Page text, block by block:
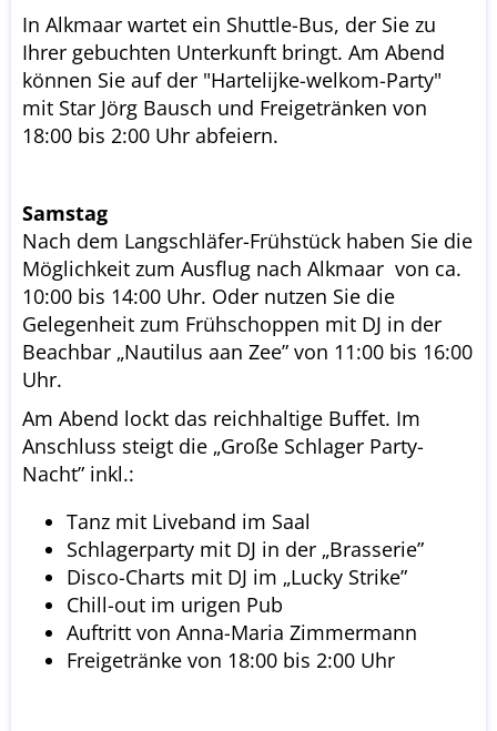
In Alkmaar wartet ein Shuttle-Bus, der Sie zu
Ihrer gebuchten Unterkunft bringt. Am Abend
können Sie auf der "Hartelijke-welkom-Party"
mit Star Jörg Bausch und Freigetränken von
18:00 bis 2:00 Uhr abfeiern.
Samstag
Nach dem Langschläfer-Frühstück haben Sie die
Möglichkeit zum Ausflug nach Alkmaar von ca.
10:00 bis 14:00 Uhr. Oder nutzen Sie die
Gelegenheit zum Frühschoppen mit DJ in der
Beachbar „Nautilus aan Zee” von 11:00 bis 16:00
Uhr.
Am Abend lockt das reichhaltige Buffet. Im
Anschluss steigt die „Große Schlager Party-
Nacht” inkl.:
Tanz mit Liveband im Saal
Schlagerparty mit DJ in der „Brasserie”
Disco-Charts mit DJ im „Lucky Strike”
Chill-out im urigen Pub
Auftritt von Anna-Maria Zimmermann
Freigetränke von 18:00 bis 2:00 Uhr